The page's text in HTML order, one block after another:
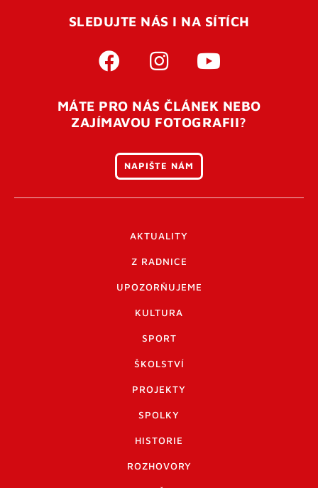
SLEDUJTE NÁS I NA SÍTÍCH
MÁTE PRO NÁS ČLÁNEK NEBO
ZAJÍMAVOU FOTOGRAFII?
NAPIŠTE NÁM
AKTUALITY
Z RADNICE
UPOZORŇUJEME
KULTURA
SPORT
ŠKOLSTVÍ
PROJEKTY
SPOLKY
HISTORIE
ROZHOVORY